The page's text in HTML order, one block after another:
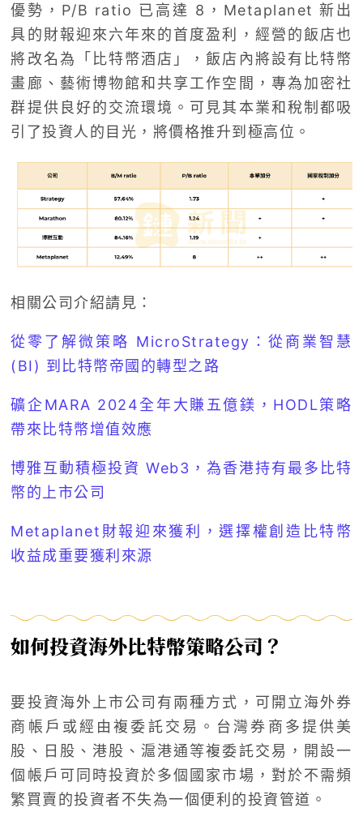
優勢，P/B ratio 已高達 8，Metaplanet 新出
具的財報迎來六年來的首度盈利，經營的飯店也
將改名為「比特幣酒店」，飯店內將設有比特幣
畫廊、藝術博物館和共享工作空間，專為加密社
群提供良好的交流環境。可見其本業和稅制都吸
引了投資人的目光，將價格推升到極高位。
相關公司介紹請見：
從零了解微策略 MicroStrategy：從商業智慧
(BI) 到比特幣帝國的轉型之路
礦企MARA 2024全年大賺五億鎂，HODL策略
帶來比特幣增值效應
博雅互動積極投資 Web3，為香港持有最多比特
幣的上市公司
Metaplanet財報迎來獲利，選擇權創造比特幣
收益成重要獲利來源
如何投資海外比特幣策略公司？
要投資海外上市公司有兩種方式，可開立海外券
商帳戶或經由複委託交易。台灣券商多提供美
股、日股、港股、滬港通等複委託交易，開設一
個帳戶可同時投資於多個國家市場，對於不需頻
繁買賣的投資者不失為一個便利的投資管道。